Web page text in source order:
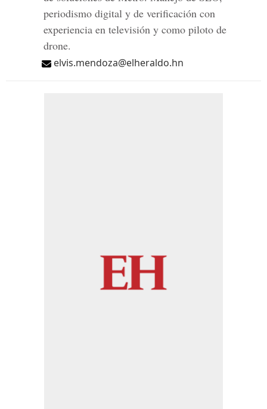
periodismo digital y de verificación con
experiencia en televisión y como piloto de
drone.
elvis.mendoza@elheraldo.hn